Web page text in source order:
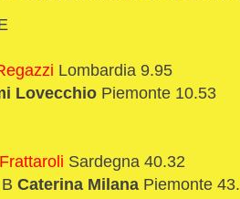
Lombardia 9.95
Lovecchio Piemonte 10.53
Sardegna 40.32
Caterina Milana Piemonte